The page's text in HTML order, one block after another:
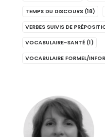
TEMPS DU DISCOURS (18)
VERBES SUIVIS DE
VOCABULAIRE-SANTÉ (1)
VOCABULAIRE FORMEL/